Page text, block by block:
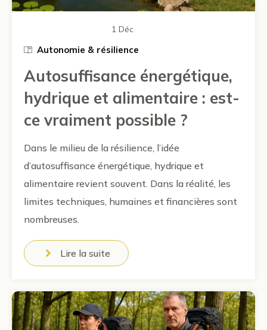
1 Déc
Autonomie & résilience
Autosuffisance énergétique,
hydrique et alimentaire : est-
ce vraiment possible ?
Dans le milieu de la résilience, l’idée
d’autosuffisance énergétique, hydrique et
alimentaire revient souvent. Dans la réalité, les
limites techniques, humaines et financières sont
nombreuses.
Lire la suite